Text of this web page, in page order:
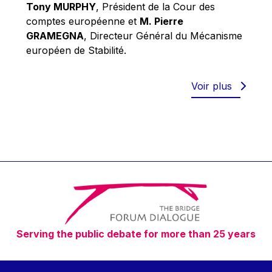
Richard Pelly
Robert Goebbels
Robert REYNDERS
Timothy Radcliffe
Vaclav Klaus
Vassilios Skouris
Vítor Manuel da Silva Caldeira
Viviane Reding
Walter Hagg
Tony MURPHY, Président de la Cour des
comptes européenne et M. Pierre
GRAMEGNA, Directeur Général du Mécanisme
européen de Stabilité.
Voir plus
Serving the public debate for more than 25 years